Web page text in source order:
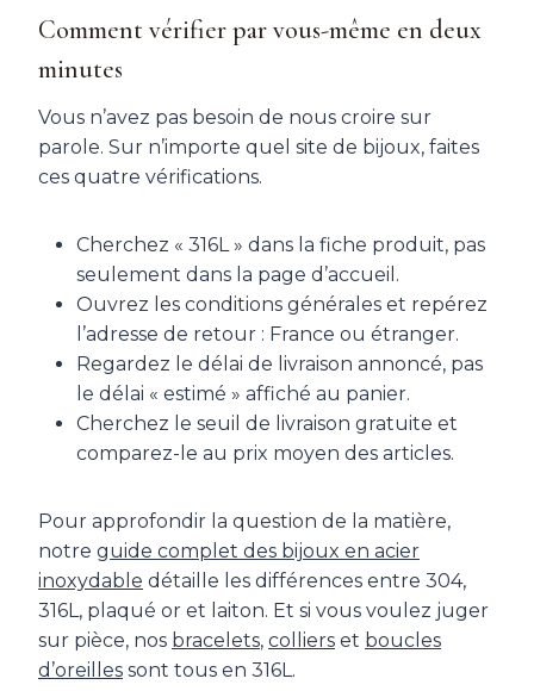
Comment vérifier par vous-même en deux
minutes
Vous n’avez pas besoin de nous croire sur
parole. Sur n’importe quel site de bijoux, faites
ces quatre vérifications.
Cherchez « 316L » dans la fiche produit, pas
seulement dans la page d’accueil.
Ouvrez les conditions générales et repérez
l’adresse de retour : France ou étranger.
Regardez le délai de livraison annoncé, pas
le délai « estimé » affiché au panier.
Cherchez le seuil de livraison gratuite et
comparez-le au prix moyen des articles.
Pour approfondir la question de la matière,
notre guide complet des bijoux en acier
inoxydable détaille les différences entre 304,
316L, plaqué or et laiton. Et si vous voulez juger
sur pièce, nos bracelets, colliers et boucles
d’oreilles sont tous en 316L.